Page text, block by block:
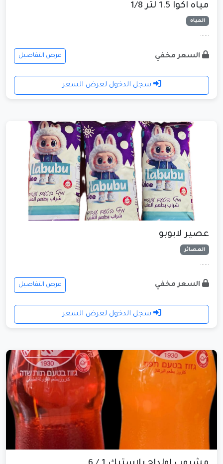
مياه اكوا 1.5 لتر 1/8
المياه
......
السعر مخفي عرض التفاصيل
سجل الدخول لعرض السعر
عصير لابوبو
العصائر
......
السعر مخفي عرض التفاصيل
سجل الدخول لعرض السعر